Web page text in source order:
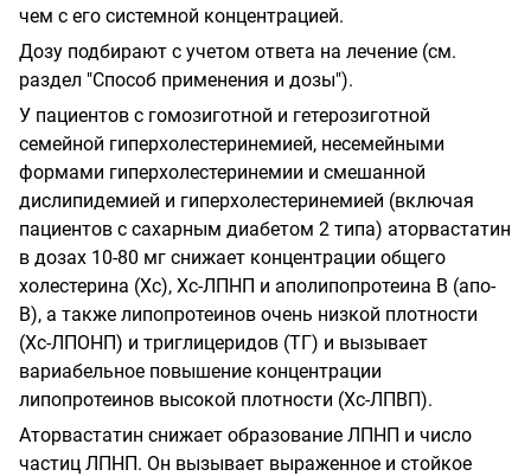
чем с его системной концентрацией.
Дозу подбирают с учетом ответа на лечение (см.
раздел "Способ применения и дозы").
У пациентов с гомозиготной и гетерозиготной
семейной гиперхолестеринемией, несемейными
формами гиперхолестеринемии и смешанной
дислипидемией и гиперхолестеринемией (включая
пациентов с сахарным диабетом 2 типа) аторвастатин
в дозах 10-80 мг снижает концентрации общего
холестерина (Хс), Хс-ЛПНП и аполипопротеина В (апо-
В), а также липопротеинов очень низкой плотности
(Хс-ЛПОНП) и триглицеридов (ТГ) и вызывает
вариабельное повышение концентрации
липопротеинов высокой плотности (Хс-ЛПВП).
Аторвастатин снижает образование ЛПНП и число
частиц ЛПНП. Он вызывает выраженное и стойкое